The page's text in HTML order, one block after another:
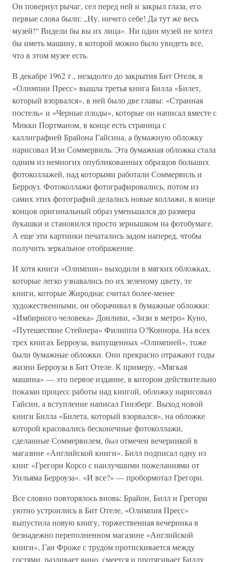
Он повернул рычаг, сел перед ней и закрыл глаза, его
первые слова были: „Ну, ничего себе! Да тут же весь
музей!“ Видели бы вы их лица». Ни один музей не хотел
бы иметь машину, в которой можно было увидеть все,
что в этом музее есть.
В декабре 1962 г., незадолго до закрытия Бит Отеля, в
«Олимпии Пресс» вышла третья книга Билла «Билет,
который взорвался», в ней было две главы: «Странная
постель» и «Черные плоды», которые он написал вместе с
Микки Портманом, в конце есть страница с
каллиграфией Брайона Гайсина, а бумажную обложку
нарисовал Иэн Соммервиль. Эта бумажная обложка стала
одним из немногих опубликованных образцов больших
фотоколлажей, над которыми работали Соммервиль и
Берроуз. Фотоколлажи фотографировались, потом из
самих этих фотографий делались новые коллажи, в конце
концов оригинальный образ уменьшался до размера
букашки и становился просто зернышком на фотобумаге.
А еще эти картинки печатались задом наперед, чтобы
получить зеркальное отображение.
И хотя книги «Олимпии» выходили в мягких обложках,
которые легко узнавались по их зеленому цвету, те
книги, которые Жиродиас считал более-менее
художественными, он оборачивал в бумажные обложки:
«Имбирного человека» Донливи, «Зизи в метро» Куно,
«Путешествие Стейнера» Филиппа О?Коннора. На всех
трех книгах Берроуза, выпущенных «Олимпией», тоже
были бумажные обложки. Они прекрасно отражают годы
жизни Берроуза в Бит Отеле. К примеру, «Мягкая
машина» — это первое издание, в котором действительно
показан процесс работы над книгой, обложку нарисовал
Гайсин, а вступление написал Гинзберг. Выход новой
книги Билла «Билета, который взорвался», на обложке
которой красовались бесконечные фотоколлажи,
сделанные Соммервилем, былотмечен вечеринкой в
магазине «Английской книги». Билл подписал одну из
книг «Грегори Корсо с наилучшими пожеланиями от
Уильяма Берроуза». «И все?» — пробормотал Грегори.
Все словно повторялось вновь: Брайон, Билл и Грегори
уютно устроились в Бит Отеле, «Олимпия Пресс»
выпустила новую книгу, торжественная вечеринка в
безнадежно переполненном магазине «Английской
книги», Гаи Фроже с трудом протискивается между
гостями, разливает вино, смеется и протягивает Биллу